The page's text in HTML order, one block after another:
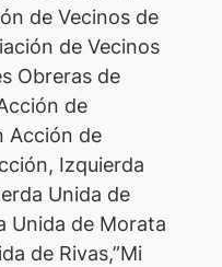
de Vecinos de
de Vecinos
Obreras de
de
Acción de
Izquierda
Unida de
Unida de Morata
de Rivas,”Mi